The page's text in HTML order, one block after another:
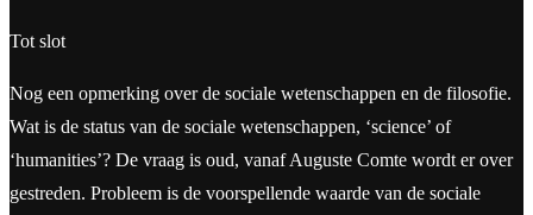
Tot slot
Nog een opmerking over de sociale wetenschappen en de filosofie.
Wat is de status van de sociale wetenschappen, ‘science’ of
‘humanities’? De vraag is oud, vanaf Auguste Comte wordt er over
gestreden. Probleem is de voorspellende waarde van de sociale